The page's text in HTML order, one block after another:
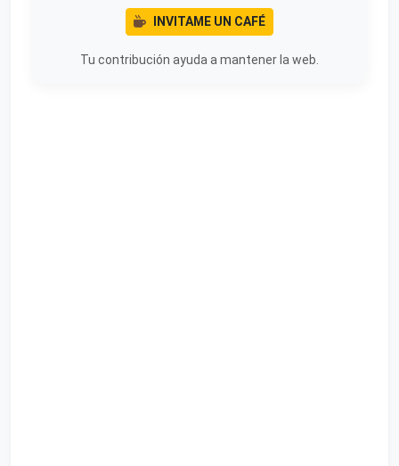
INVITAME UN CAFÉ
Tu contribución ayuda a mantener la web.